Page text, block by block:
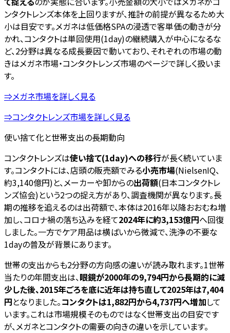
ンタクトレンズ本体を上回りますが、推計の前提が異なるため大
小は目安です。メガネは低価格SPAの浸透で客単価の動きが分
かれ、コンタクトは単回使用(1day)の継続購入が中心になるな
ど、2分野は異なる成長要因で動いており、それぞれの市場の動
きはメガネ市場・コンタクトレンズ市場のページで詳しく扱いま
す。
⇒メガネ市場を詳しく見る
⇒コンタクトレンズ市場を詳しく見る
使い捨て化と世帯支出の長期動向
コンタクトレンズは使い捨て(1day)への移行が長く続いていま
す。コンタクトには、店頭の販売額でみる小売市場(NielsenIQ、
約3,140億円)と、メーカーや卸からの出荷額(日本コンタクトレ
ンズ協会)という2つの捉え方があり、調査機関が異なります。長
期の推移を追えるのは出荷額で、本体は2016年以降おおむね増
加し、コロナ禍の落ち込みを経て2024年に約3,153億円へ回復
しました。一方でケア用品は横ばいから微減で、洗浄の不要な
1dayの普及が背景にあります。
世帯の支出からも2分野の方向感の違いが読み取れます。1世帯
当たりの年間支出は、眼鏡が2000年の9,794円から長期的に減
少した後、2015年ごろを底に近年は持ち直して2025年は7,404
円となりました。コンタクトは1,882円から4,737円へ増加して
います。これは市場規模そのものではなく世帯支出の目安です
が、メガネとコンタクトの需要の向きの違いを示しています。